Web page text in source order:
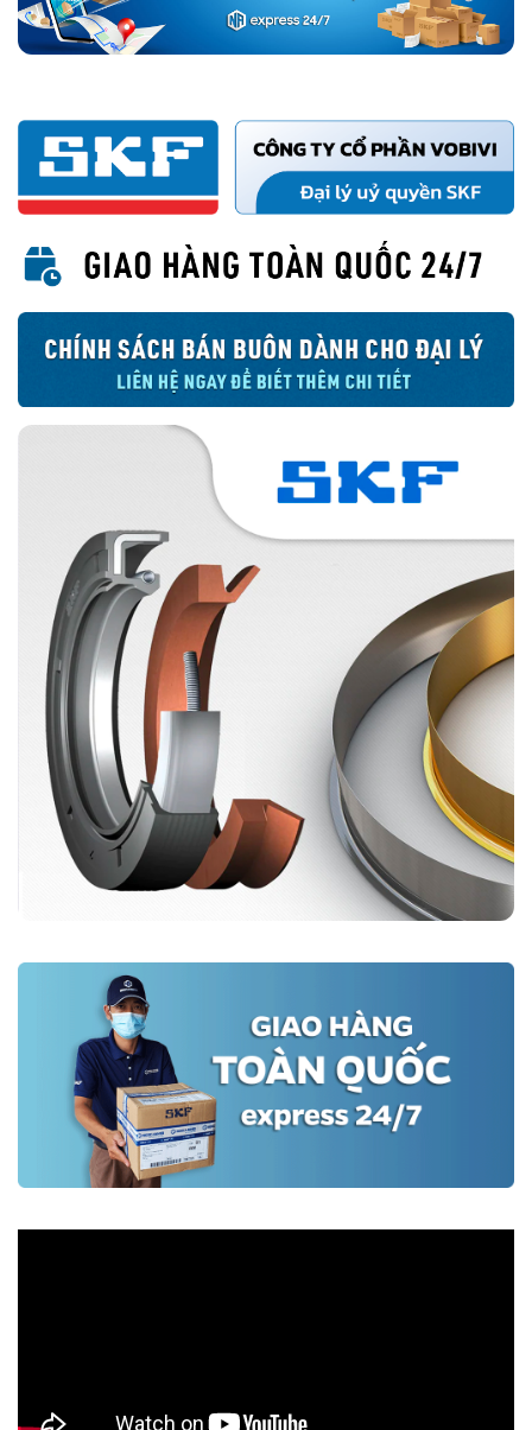
Thiết kế HMSA10 với 2 môi niêm phong bao gồm 1 môi chính và 1
khôi phụ giúp tối ưu khả năng làm kín.
Phớt 90X140X13 HMSA10 RG được làm bằng chất liệu cao su
Nitrile Rubber (NBR) ký hiệu hậu tố RG. Ưu điểm của cao su NBR
phải kể đến như:
Khả năng chống lão hóa tốt.
Khả năng kéo giãn rất tốt.
Chống mài mòn tốt.
Phớt 90X140X13 HMSA10 RG hoạt động tốt trong điều kiện nhiệt
độ từ -20 độ C đến 200 độ C. Thích hợp với nhiều mô hình sản xuất
và điều kiện máy móc công nghiệp tại Việt Nam.
Mua phớt chắn dầu SKF 90X140X13 HMSA10 RG ở
đâu?
Phớt SKF 90X140X13 HMSA10 RG
được phân phối bởi
Photcongnghiep.vn- Đại lý uỷ quyền chính hãng SKF tại Việt Nam.
Với tồn kho đa dạng, đội ngũ hỗ trợ thường trực 24/7, giao hàng
siêu tốc, chúng tôi tự tin đáp ứng nhu cầu mua hàng của quý khách
hàng nhanh chóng, chính xác nhất.
Nhận tư vấn và đặt mua nhanh phớt chặn dầu SKF 90X140X13
HMSA10 RG:
Đại lý ủy quyền SKF chính hãng tại Việt Nam